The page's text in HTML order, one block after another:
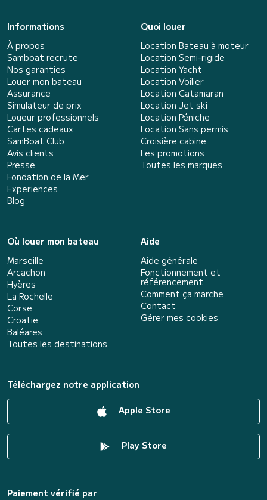
Informations
À propos
Samboat recrute
Nos garanties
Louer mon bateau
Assurance
Simulateur de prix
Loueur professionnels
Cartes cadeaux
SamBoat Club
Avis clients
Presse
Fondation de la Mer
Experiences
Blog
Quoi louer
Location Bateau à moteur
Location Semi-rigide
Location Yacht
Location Voilier
Location Catamaran
Location Jet ski
Location Péniche
Location Sans permis
Croisière cabine
Les promotions
Toutes les marques
Où louer mon bateau
Marseille
Arcachon
Hyères
La Rochelle
Corse
Croatie
Baléares
Toutes les destinations
Aide
Aide générale
Fonctionnement et
référencement
Comment ça marche
Contact
Gérer mes cookies
Téléchargez notre application
Apple Store
Play Store
Paiement vérifié par